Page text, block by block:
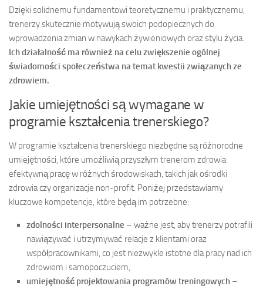
Dzięki solidnemu fundamentowi teoretycznemu i praktycznemu,
trenerzy skutecznie motywują swoich podopiecznych do
wprowadzenia zmian w nawykach żywieniowych oraz stylu życia.
Ich działalność ma również na celu zwiększenie ogólnej
świadomości społeczeństwa na temat kwestii związanych ze
zdrowiem.
Jakie umiejętności są wymagane w
programie kształcenia trenerskiego?
W programie kształcenia trenerskiego niezbędne są różnorodne
umiejętności, które umożliwią przyszłym trenerom zdrowia
efektywną pracę w różnych środowiskach, takich jak ośrodki
zdrowia czy organizacje non-profit. Poniżej przedstawiamy
kluczowe kompetencje, które będą im potrzebne:
zdolności interpersonalne – ważne jest, aby trenerzy potrafili
nawiązywać i utrzymywać relacje z klientami oraz
współpracownikami, co jest niezwykle istotne dla pracy nad ich
zdrowiem i samopoczuciem,
umiejętność projektowania programów treningowych –